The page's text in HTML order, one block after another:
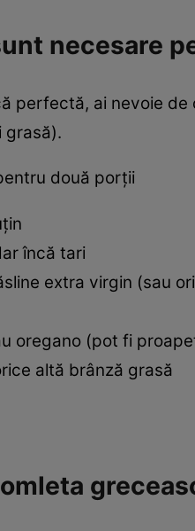
necesare
perfectă, ai nevoie
grasă).
două porţii
încă tari
extra virgin (sau
oregano (pot fi
altă brânză grasă